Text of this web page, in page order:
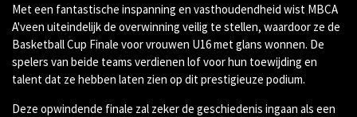
Met een fantastische inspanning en vasthoudendheid wist MBCA
A'veen uiteindelijk de overwinning veilig te stellen, waardoor ze de
Basketball Cup Finale voor vrouwen U16 met glans wonnen. De
spelers van beide teams verdienen lof voor hun toewijding en
talent dat ze hebben laten zien op dit prestigieuze podium.
Deze opwindende finale zal zeker de geschiedenis ingaan als een